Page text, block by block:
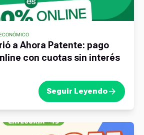
a Ahora Patente: pago
con cuotas sin interés
Seguir Leyendo